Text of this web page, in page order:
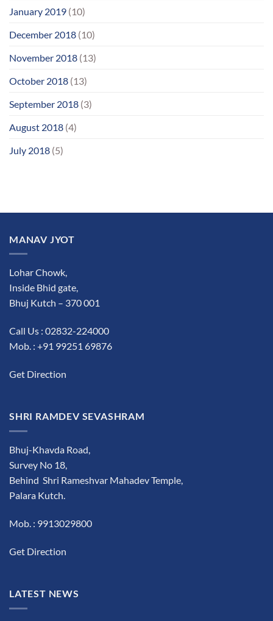
January 2019 (10)
December 2018 (10)
November 2018 (13)
October 2018 (13)
September 2018 (3)
August 2018 (4)
July 2018 (5)
MANAV JYOT
Lohar Chowk,
Inside Bhid gate,
Bhuj Kutch – 370 001
Call Us : 02832-224000
Mob. : +91 99251 69876
Get Direction
SHRI RAMDEV SEVASHRAM
Bhuj-Khavda Road,
Survey No 18,
Behind Shri Rameshvar Mahadev Temple,
Palara Kutch.
Mob. : 9913029800
Get Direction
LATEST NEWS